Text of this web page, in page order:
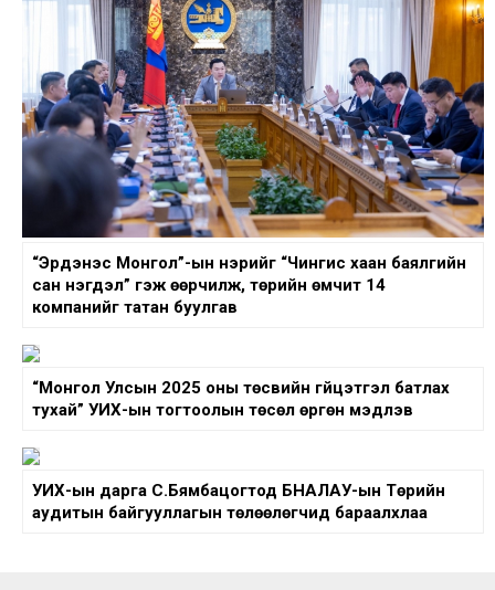
“Эрдэнэс Монгол”-ын нэрийг “Чингис хаан баялгийн
сан нэгдэл” гэж өөрчилж, төрийн өмчит 14
компанийг татан буулгав
“Монгол Улсын 2025 оны төсвийн гүйцэтгэл батлах
тухай” УИХ-ын тогтоолын төсөл өргөн мэдүүлэв
УИХ-ын дарга С.Бямбацогтод БНАЛАУ-ын Төрийн
аудитын байгууллагын төлөөлөгчид бараалхлаа